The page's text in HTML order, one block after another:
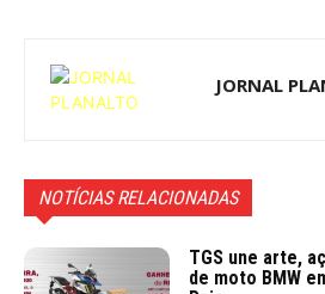
JORNAL
NOTÍCIAS RELACIONADAS
TGS une arte,
de moto BMW